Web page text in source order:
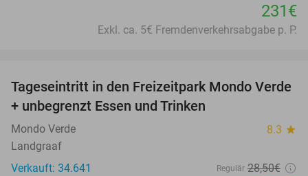
231€
Exkl. ca. 5€ Fremdenverkehrsabgabe p. P.
25%
Tageseintritt in den Freizeitpark Mondo Verde
+ unbegrenzt Essen und Trinken
Mondo Verde 8.3 star
Landgraaf
Verkauft: 34.641
Regulär 28,50€